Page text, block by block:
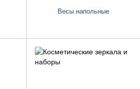
Весы напольные